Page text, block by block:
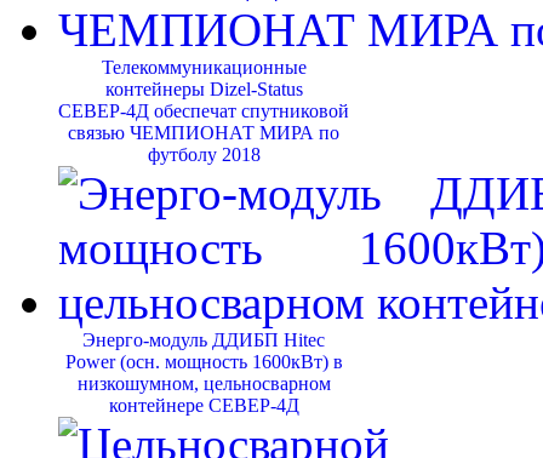
Телекоммуникационные
контейнеры Dizel-Status
СЕВЕР-4Д обеспечат спутниковой
связью ЧЕМПИОНАТ МИРА по
футболу 2018
Энерго-модуль ДДИБП Hitec
Power (осн. мощность 1600кВт) в
низкошумном, цельносварном
контейнере СЕВЕР-4Д